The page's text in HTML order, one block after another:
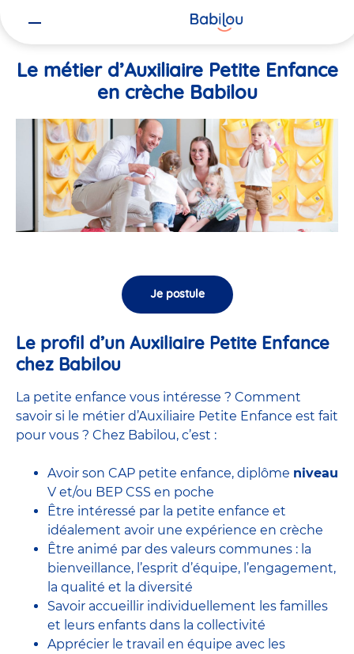
Le métier d’Auxiliaire Petite Enfance
en crèche Babilou
Je postule
Le profil d’un Auxiliaire Petite Enfance
chez Babilou
La petite enfance vous intéresse ? Comment
savoir si le métier d’Auxiliaire Petite Enfance est fait
pour vous ? Chez Babilou, c’est :
Avoir son CAP petite enfance, diplôme niveau
V et/ou BEP CSS en poche
Être intéressé par la petite enfance et
idéalement avoir une expérience en crèche
Être animé par des valeurs communes : la
bienveillance, l’esprit d’équipe, l’engagement,
la qualité et la diversité
Savoir accueillir individuellement les familles
et leurs enfants dans la collectivité
Apprécier le travail en équipe avec les